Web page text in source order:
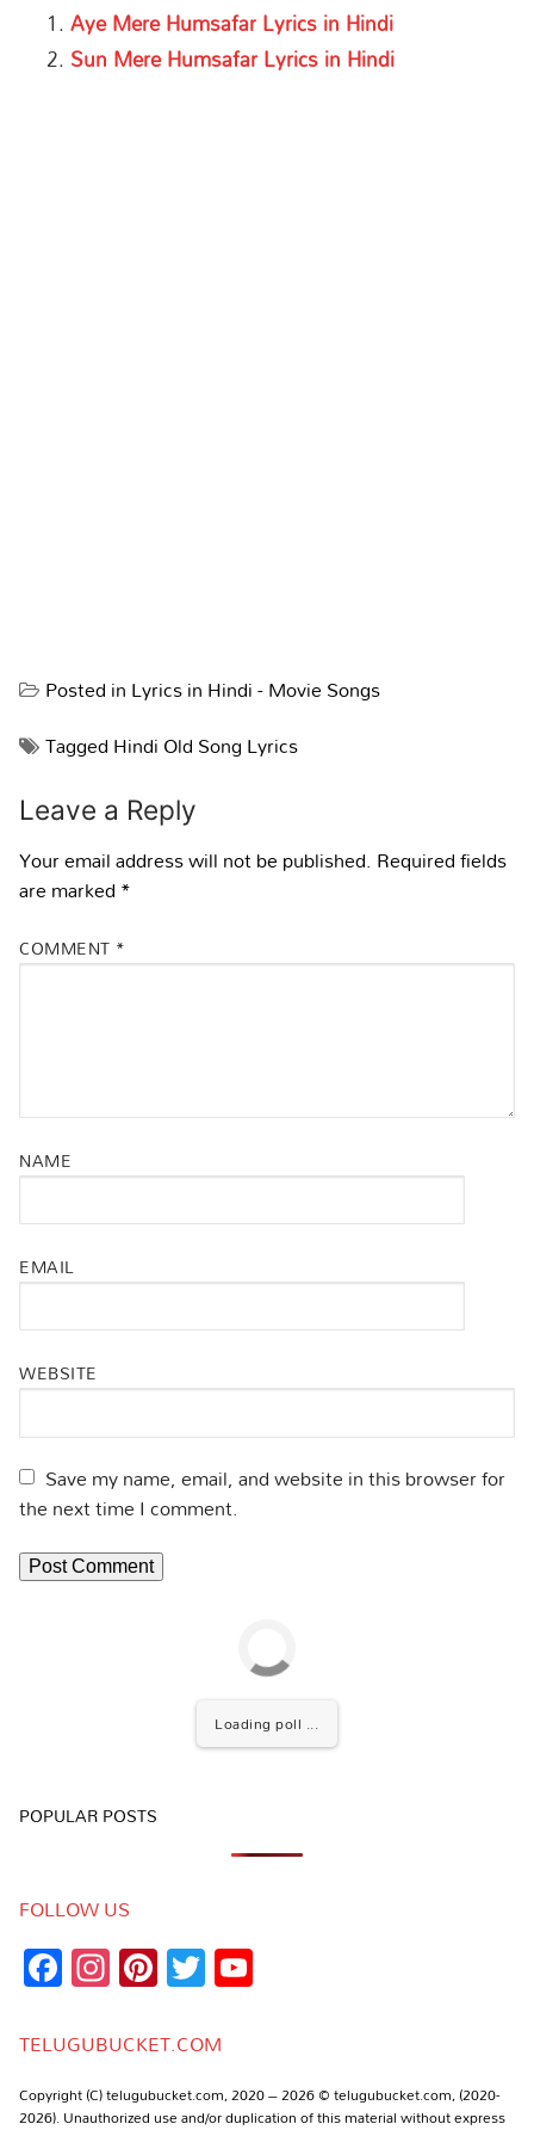
Aye Mere Humsafar Lyrics in Hindi
Sun Mere Humsafar Lyrics in Hindi
Posted inLyrics in Hindi - Movie Songs
TaggedHindi Old Song Lyrics
Leave a Reply
Your email address will not be published. Required fields
are marked*
COMMENT *
NAME
EMAIL
WEBSITE
Save my name, email, and website in this browser for
the next time I comment.
Loading poll ...
POPULAR POSTS
FOLLOW US
Facebook
Instagram
Pinterest
Twitter
TELUGUBUCKET.COM
Copyright (C) telugubucket.com, 2020 – 2026 © telugubucket.com, (2020-
2026). Unauthorized use and/or duplication of this material without express